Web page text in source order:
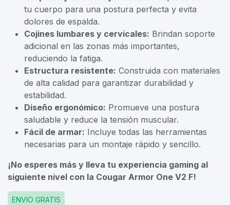
tu cuerpo para una postura perfecta y evita
dolores de espalda.
Cojines lumbares y cervicales: Brindan soporte
adicional en las zonas más importantes,
reduciendo la fatiga.
Estructura resistente: Construida con materiales
de alta calidad para garantizar durabilidad y
estabilidad.
Diseño ergonómico: Promueve una postura
saludable y reduce la tensión muscular.
Fácil de armar: Incluye todas las herramientas
necesarias para un montaje rápido y sencillo.
¡No esperes más y lleva tu experiencia gaming al
siguiente nivel con la Cougar Armor One V2 F!
ENVIO GRATIS